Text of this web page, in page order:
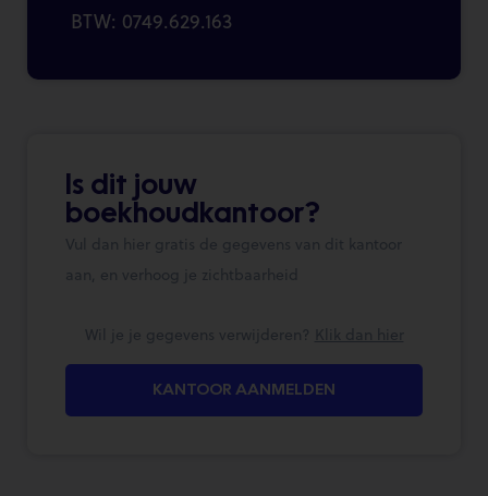
BTW: 0749.629.163
Is dit jouw
boekhoudkantoor?
Vul dan hier gratis de gegevens van dit kantoor
aan, en verhoog je zichtbaarheid
Wil je je gegevens verwijderen? Klik dan hier
KANTOOR AANMELDEN